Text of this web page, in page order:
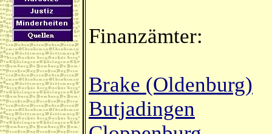
Finanzämter:
Brake (Oldenburg)
Butjadingen